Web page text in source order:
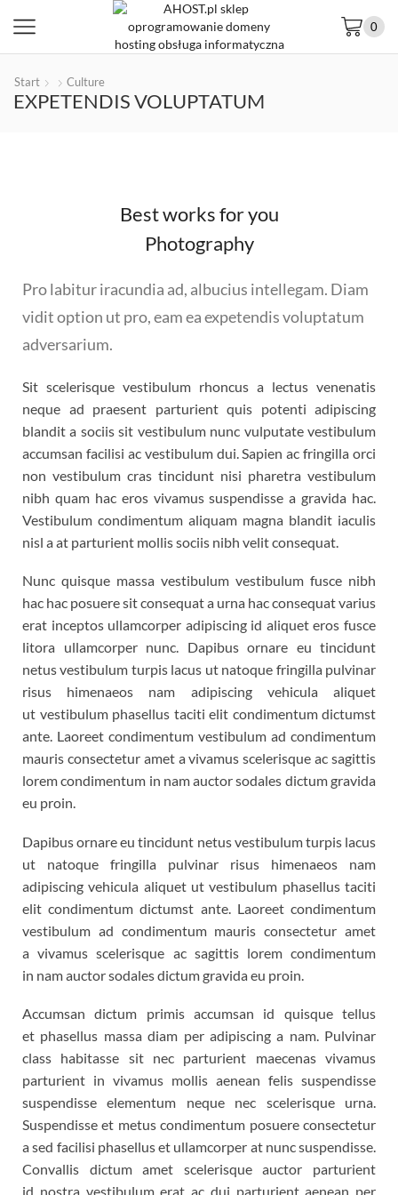
0
Start Culture
EXPETENDIS VOLUPTATUM
Best works for you
Photography
Pro labitur iracundia ad, albucius intellegam. Diam
vidit option ut pro, eam ea expetendis voluptatum
adversarium.
Sit scelerisque vestibulum rhoncus a lectus venenatis
neque ad praesent parturient quis potenti adipiscing
blandit a sociis sit vestibulum nunc vulputate vestibulum
accumsan facilisi ac vestibulum dui. Sapien ac fringilla orci
non vestibulum cras tincidunt nisi pharetra vestibulum
nibh quam hac eros vivamus suspendisse a gravida hac.
Vestibulum condimentum aliquam magna blandit iaculis
nisl a at parturient mollis sociis nibh velit consequat.
Nunc quisque massa vestibulum vestibulum fusce nibh
hac hac posuere sit consequat a urna hac consequat varius
erat inceptos ullamcorper adipiscing id aliquet eros fusce
litora ullamcorper nunc. Dapibus ornare eu tincidunt
netus vestibulum turpis lacus ut natoque fringilla pulvinar
risus himenaeos nam adipiscing vehicula aliquet
ut vestibulum phasellus taciti elit condimentum dictumst
ante. Laoreet condimentum vestibulum ad condimentum
mauris consectetur amet a vivamus scelerisque ac sagittis
lorem condimentum in nam auctor sodales dictum gravida
eu proin.
Dapibus ornare eu tincidunt netus vestibulum turpis lacus
ut natoque fringilla pulvinar risus himenaeos nam
adipiscing vehicula aliquet ut vestibulum phasellus taciti
elit condimentum dictumst ante. Laoreet condimentum
vestibulum ad condimentum mauris consectetur amet
a vivamus scelerisque ac sagittis lorem condimentum
in nam auctor sodales dictum gravida eu proin.
Accumsan dictum primis accumsan id quisque tellus
et phasellus massa diam per adipiscing a nam. Pulvinar
class habitasse sit nec parturient maecenas vivamus
parturient in vivamus mollis aenean felis suspendisse
suspendisse elementum neque nec scelerisque urna.
Suspendisse et metus condimentum posuere consectetur
a sed facilisi phasellus et ullamcorper at nunc suspendisse.
Convallis dictum amet scelerisque auctor parturient
id nostra vestibulum erat ac dui parturient aenean per